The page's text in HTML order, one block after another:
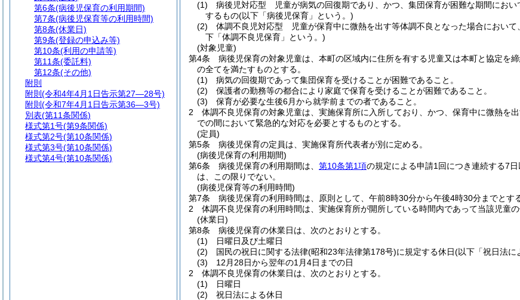
(1)
病後児対応型 児童が病気の回復期であり、かつ、集団保育が困難な期間にお
するもの(以下「病後児保育」という。)
(2)
体調不良児対応型 児童が保育中に微熱を出す等体調不良となった場合におい
下「体調不良児保育」という。)
(対象児童)
第4条
病後児保育の対象児童は、本町の区域内に住所を有する児童又は本町と協定を
の全てを満たすものとする。
(1)
病気の回復期であって集団保育を受けることが困難であること。
(2)
保護者の勤務等の都合により家庭で保育を受けることが困難であること。
(3)
保育が必要な生後6月から就学前までの者であること。
2
体調不良児保育の対象児童は、実施保育所に入所しており、かつ、保育中に微熱を
での間において緊急的な対応を必要とするものとする。
(定員)
第5条
病後児保育の定員は、実施保育所代表者が別に定める。
(病後児保育の利用期間)
第6条
病後児保育の利用期間は、 第10条第1項の規定による申請1回につき連続する7日
は、この限りでない。
(病後児保育等の利用時間)
第7条
病後児保育の利用時間は、原則として、午前8時30分から午後4時30分までとする
2
体調不良児保育の利用時間は、実施保育所が開所している時間内であって当該児童
(休業日)
第8条
病後児保育の休業日は、次のとおりとする。
(1)
日曜日及び土曜日
(2)
国民の祝日に関する法律(昭和23年法律第178号)に規定する休日(以下「祝日法に
(3)
12月28日から翌年の1月4日までの日
2
体調不良児保育の休業日は、次のとおりとする。
(1)
日曜日
(2)
祝日法による休日
第6条(病後児保育の利用期間)
第7条(病後児保育等の利用時間)
第8条(休業日)
第9条(登録の申込み等)
第10条(利用の申請等)
第11条(委託料)
第12条(その他)
附則
附則 (令和4年4月1日告示第27―28号)
附則 (令和7年4月1日告示第36―3号)
別表(第11条関係)
様式第1号(第9条関係)
様式第2号(第10条関係)
様式第3号(第10条関係)
様式第4号(第10条関係)